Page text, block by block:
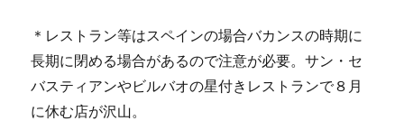
＊レストラン等はスペインの場合バカンスの時期に
長期に閉める場合があるので注意が必要。サン・セ
バスティアンやビルバオの星付きレストランで８月
に休む店が沢山。